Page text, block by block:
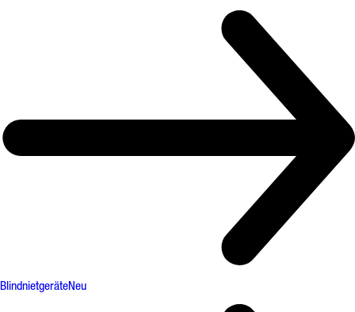
BlindnietgeräteNeu